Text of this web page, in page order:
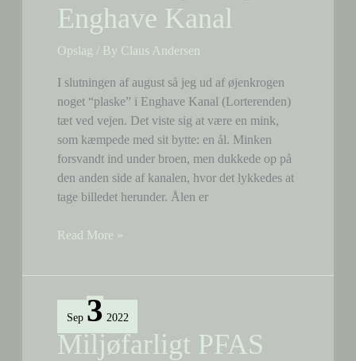
Enghave Kanal
Opslag / By Claus Andersen
I slutningen af august så jeg ud af øjenkrogen
noget “plaske” i Enghave Kanal (Lorterenden)
tæt ved vejen. Det viste sig at være en mink,
som kæmpede med sit bytte: en ål. Minken
forsvandt ind under broen, men dukkede op på
den anden side af kanalen, hvor det lykkedes at
tage billedet herunder. Ålen er
Mink,
og
Enghave
Kanal
Read More »
Sep 3 2022
Miljøfarligt PFAS